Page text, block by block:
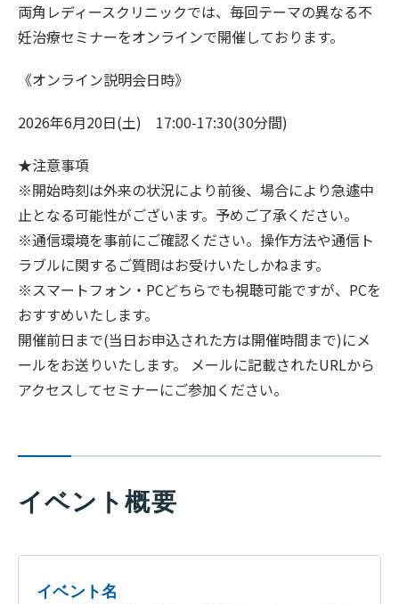
両角レディースクリニックでは、毎回テーマの異なる不
妊治療セミナーをオンラインで開催しております。
《オンライン説明会日時》
2026年6月20日(土) 17:00-17:30(30分間)
★注意事項
※開始時刻は外来の状況により前後、場合により急遽中
止となる可能性がございます。予めご了承ください。
※通信環境を事前にご確認ください。操作方法や通信ト
ラブルに関するご質問はお受けいたしかねます。
※スマートフォン・PCどちらでも視聴可能ですが、PCを
おすすめいたします。
開催前日まで(当日お申込された方は開催時間まで)にメ
ールをお送りいたします。 メールに記載されたURLから
アクセスしてセミナーにご参加ください。
イベント概要
イベント名